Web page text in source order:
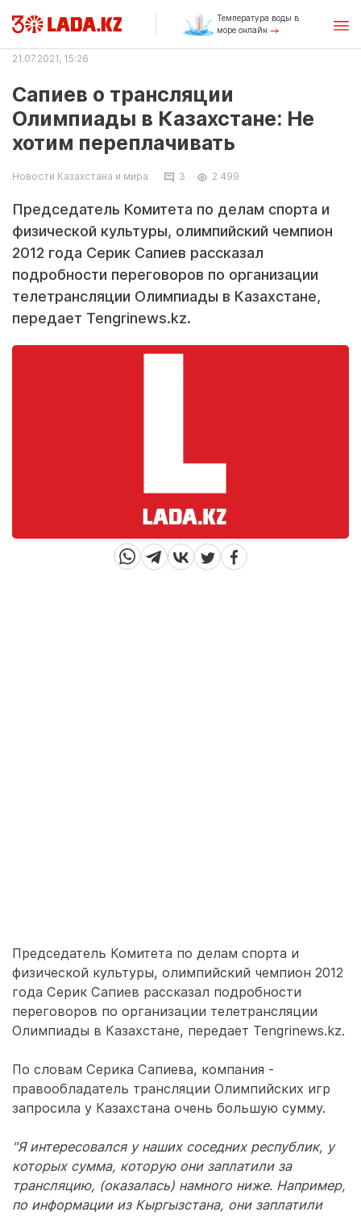
Температура воды в
море онлайн
21.07.2021, 15:26
Сапиев о трансляции
Олимпиады в Казахстане: Не
хотим переплачивать
Новости Казахстана и мира 3 2 499
Председатель Комитета по делам спорта и
физической культуры, олимпийский чемпион
2012 года Серик Сапиев рассказал
подробности переговоров по организации
телетрансляции Олимпиады в Казахстане,
передает Tengrinews.kz.
Председатель Комитета по делам спорта и
физической культуры, олимпийский чемпион 2012
года Серик Сапиев рассказал подробности
переговоров по организации телетрансляции
Олимпиады в Казахстане, передает Tengrinews.kz.
По словам Серика Сапиева, компания -
правообладатель трансляции Олимпийских игр
запросила у Казахстана очень большую сумму.
"Я интересовался у наших соседних республик, у
которых сумма, которую они заплатили за
трансляцию, (оказалась) намного ниже. Например,
по информации из Кыргызстана, они заплатили